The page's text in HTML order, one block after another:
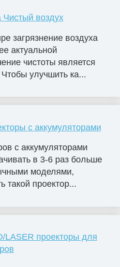
воздух
загрязнение воздуха
актуальной
чистоты является
улучшить ка...
с аккумуляторами
с аккумуляторами
в 3-6 раз больше
моделями,
такой проектор...
проекторы для